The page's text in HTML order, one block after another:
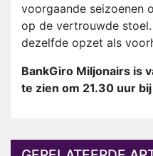
voorgaande seizoenen
op de vertrouwde
dezelfde opzet als
BankGiro Miljonairs is
te zien om 21.30 uur bij